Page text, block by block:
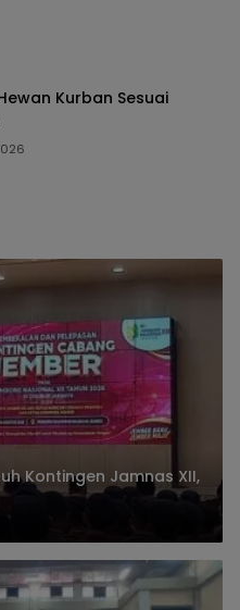
Kurban Sesuai
Kontingen Jamnas XII,